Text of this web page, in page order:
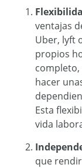
ventajas
Uber, lyft
propios
hacer
Esta
vida
que